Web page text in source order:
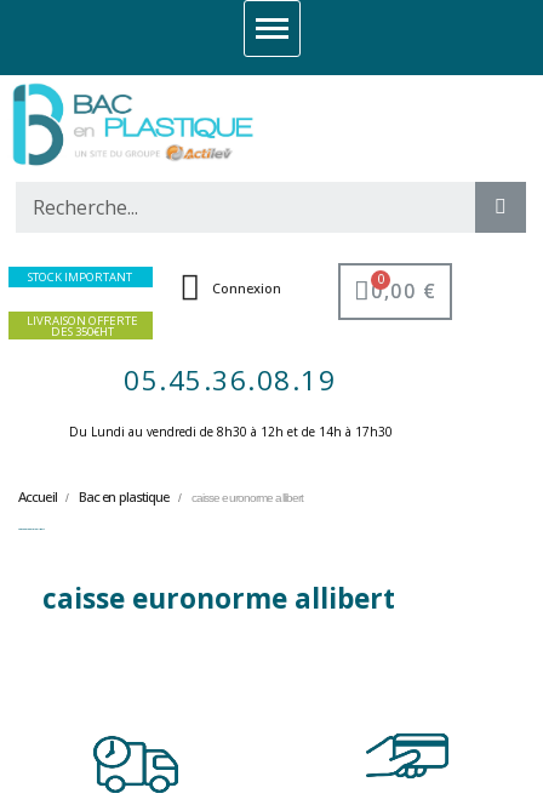
STOCK IMPORTANT
LIVRAISON OFFERTE
DES 350€HT
Connexion 0,00 €
05.45.36.08.19
Du Lundi au vendredi de 8h30 à 12h et de 14h à 17h30 ​
Accueil Bac en plastique caisse euronorme allibert
caisse euronorme allibert